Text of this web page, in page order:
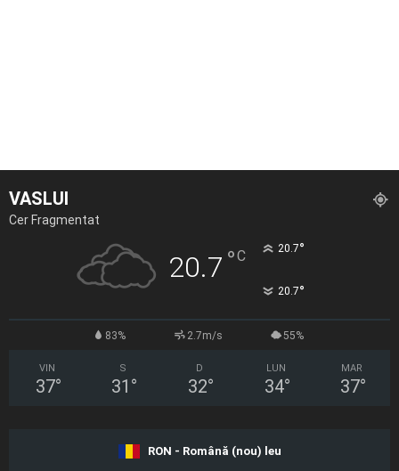
VASLUI
Cer Fragmentat
20.7 °C 20.7°
20.7°
83% 2.7m/s 55%
VIN
37°
S
31 °
D
32°
LUN
34°
MAR
37°
RON - Română (nou) leu